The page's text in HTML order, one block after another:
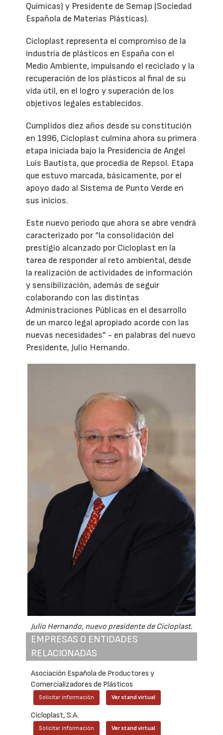
Químicas) y Presidente de Semap (Sociedad
Española de Materias Plásticas).
Cicloplast representa el compromiso de la
industria de plásticos en España con el
Medio Ambiente, impulsando el reciclado y la
recuperación de los plásticos al final de su
vida útil, en el logro y superación de los
objetivos legales establecidos.
Cumplidos diez años desde su constitución
en 1996, Cicloplast culmina ahora su primera
etapa iniciada bajo la Presidencia de Angel
Luis Bautista, que procedía de Repsol. Etapa
que estuvo marcada, básicamente, por el
apoyo dado al Sistema de Punto Verde en
sus inicios.
Este nuevo período que ahora se abre vendrá
caracterizado por “la consolidación del
prestigio alcanzado por Cicloplast en la
tarea de responder al reto ambiental, desde
la realización de actividades de información
y sensibilización, además de seguir
colaborando con las distintas
Administraciones Públicas en el desarrollo
de un marco legal apropiado acorde con las
nuevas necesidades” - en palabras del nuevo
Presidente, Julio Hernando.
Julio Hernando, nuevo presidente de Cicloplast.
EMPRESAS O ENTIDADES
RELACIONADAS
Asociación Española de Productores y
Comercializadores de Plásticos
Solicitar información Ver stand virtual
Cicloplast, S.A.
Solicitar información Ver stand virtual